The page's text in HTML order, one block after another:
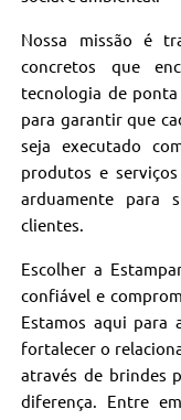
Nossa missão é
concretos que
tecnologia de
para garantir que
seja executado
produtos e
arduamente para
clientes.
Escolher a
confiável e
Estamos aqui para
fortalecer o
através de brindes
diferença. Entre